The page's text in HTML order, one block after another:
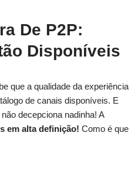
De P2P:
Disponíveis
que a qualidade da experiência
de canais disponíveis. E
decepciona nadinha! A
em alta definição! Como é que